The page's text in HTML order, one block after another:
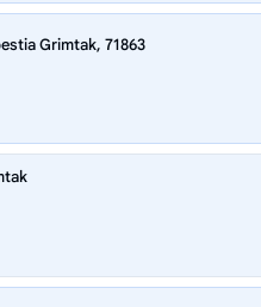
Grimtak, 71863